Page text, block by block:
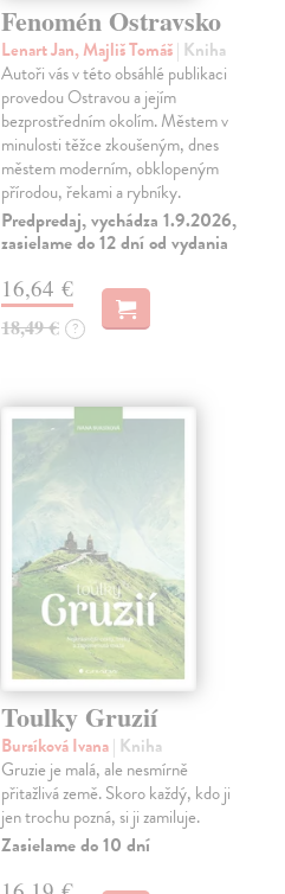
Fenomén Ostravsko
Lenart Jan, Majliš Tomáš| Kniha
Autoři vás v této obsáhlé publikaci
provedou Ostravou a jejím
bezprostředním okolím. Městem v
minulosti těžce zkoušeným, dnes
městem moderním, obklopeným
přírodou, řekami a rybníky.
Predpredaj, vychádza 1.9.2026,
zasielame do 12 dní od vydania
16,64 €
18,49 € ?
Toulky Gruzií
Bursíková Ivana| Kniha
Gruzie je malá, ale nesmírně
přitažlivá země. Skoro každý, kdo ji
jen trochu pozná, si ji zamiluje.
Zasielame do 10 dní